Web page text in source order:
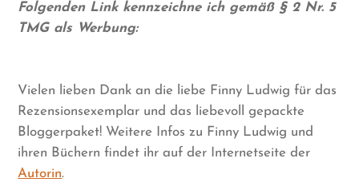
Folgenden Link kennzeichne ich gemäß § 2 Nr. 5
TMG als Werbung:
Vielen lieben Dank an die liebe Finny Ludwig für das
Rezensionsexemplar und das liebevoll gepackte
Bloggerpaket! Weitere Infos zu Finny Ludwig und
ihren Büchern findet ihr auf der Internetseite der
Autorin.